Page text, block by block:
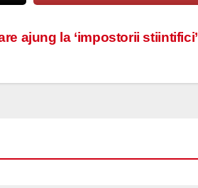
ajung la ‘impostorii stiintifici’